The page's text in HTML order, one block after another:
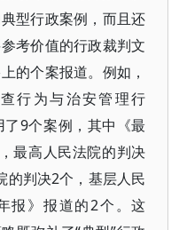
型行政案例，而且还
考价值的行政裁判文
的个案报道。例如，
行为与治安管理行
了9个案例，其中《最
最高人民法院的判决
的判决2个，基层人民
报》报道的2个。这